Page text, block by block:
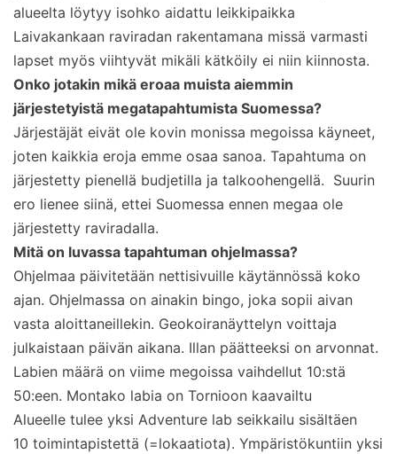
alueelta löytyy isohko aidattu leikkipaikka
Laivakankaan raviradan rakentamana missä varmasti
lapset myös viihtyvät mikäli kätköily ei niin kiinnosta.
Onko jotakin mikä eroaa muista aiemmin
järjestetyistä megatapahtumista Suomessa?
Järjestäjät eivät ole kovin monissa megoissa käyneet,
joten kaikkia eroja emme osaa sanoa. Tapahtuma on
järjestetty pienellä budjetilla ja talkoohengellä. Suurin
ero lienee siinä, ettei Suomessa ennen megaa ole
järjestetty raviradalla.
Mitä on luvassa tapahtuman ohjelmassa?
Ohjelmaa päivitetään nettisivuille käytännössä koko
ajan. Ohjelmassa on ainakin bingo, joka sopii aivan
vasta aloittaneillekin. Geokoiranäyttelyn voittaja
julkaistaan päivän aikana. Illan päätteeksi on arvonnat.
Labien määrä on viime megoissa vaihdellut 10:stä
50:een. Montako labia on Tornioon kaavailtu
Alueelle tulee yksi Adventure lab seikkailu sisältäen
10 toimintapistettä (=lokaatiota). Ympäristökuntiin yksi